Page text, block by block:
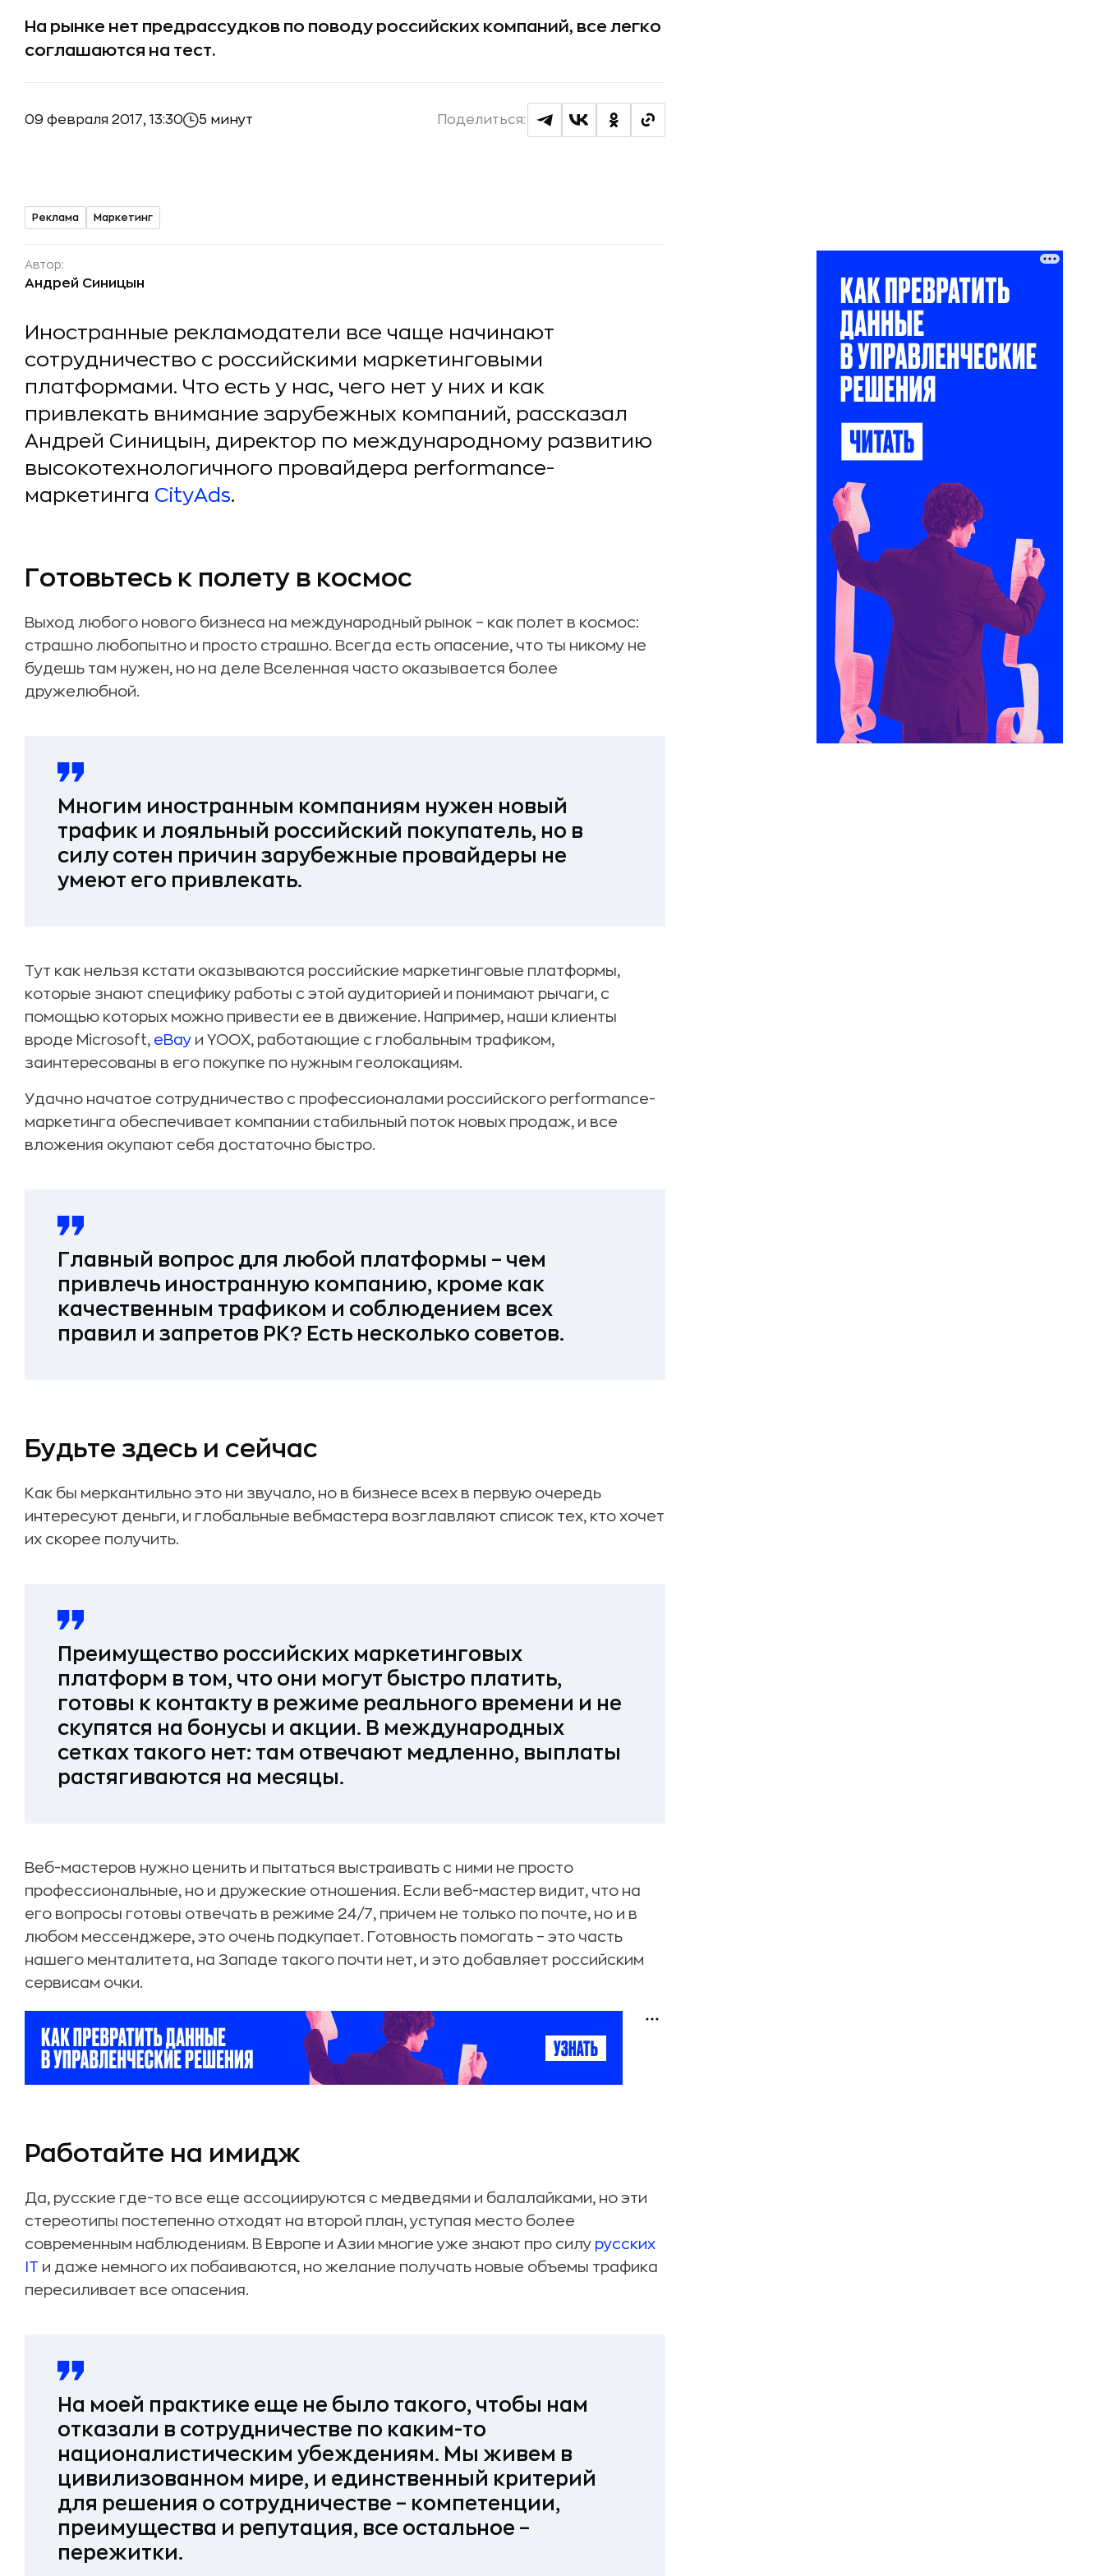
На рынке нет предрассудков по поводу российских компаний, все легко
соглашаются на тест.
09 февраля 2017, 13:30 5 минут Поделиться:
Реклама Маркетинг
Автор:
Андрей Синицын
Иностранные рекламодатели все чаще начинают
сотрудничество с российскими маркетинговыми
платформами. Что есть у нас, чего нет у них и как
привлекать внимание зарубежных компаний, рассказал
Андрей Синицын, директор по международному развитию
высокотехнологичного провайдера performance-
маркетинга CityAds.
Готовьтесь к полету в космос
Выход любого нового бизнеса на международный рынок – как полет в космос:
страшно любопытно и просто страшно. Всегда есть опасение, что ты никому не
будешь там нужен, но на деле Вселенная часто оказывается более
дружелюбной.
Многим иностранным компаниям нужен новый
трафик и лояльный российский покупатель, но в
силу сотен причин зарубежные провайдеры не
умеют его привлекать.
Тут как нельзя кстати оказываются российские маркетинговые платформы,
которые знают специфику работы с этой аудиторией и понимают рычаги, с
помощью которых можно привести ее в движение. Например, наши клиенты
вроде Microsoft, eBay и YOOX, работающие с глобальным трафиком,
заинтересованы в его покупке по нужным геолокациям.
Удачно начатое сотрудничество с профессионалами российского performance-
маркетинга обеспечивает компании стабильный поток новых продаж, и все
вложения окупают себя достаточно быстро.
Главный вопрос для любой платформы – чем
привлечь иностранную компанию, кроме как
качественным трафиком и соблюдением всех
правил и запретов РК? Есть несколько советов.
Будьте здесь и сейчас
Как бы меркантильно это ни звучало, но в бизнесе всех в первую очередь
интересуют деньги, и глобальные вебмастера возглавляют список тех, кто хочет
их скорее получить.
Преимущество российских маркетинговых
платформ в том, что они могут быстро платить,
готовы к контакту в режиме реального времени и не
скупятся на бонусы и акции. В международных
сетках такого нет: там отвечают медленно, выплаты
растягиваются на месяцы.
Веб-мастеров нужно ценить и пытаться выстраивать с ними не просто
профессиональные, но и дружеские отношения. Если веб-мастер видит, что на
его вопросы готовы отвечать в режиме 24/7, причем не только по почте, но и в
любом мессенджере, это очень подкупает. Готовность помогать – это часть
нашего менталитета, на Западе такого почти нет, и это добавляет российским
сервисам очки.
Работайте на имидж
Да, русские где-то все еще ассоциируются с медведями и балалайками, но эти
стереотипы постепенно отходят на второй план, уступая место более
современным наблюдениям. В Европе и Азии многие уже знают про силу русских
IT и даже немного их побаиваются, но желание получать новые объемы трафика
пересиливает все опасения.
На моей практике еще не было такого, чтобы нам
отказали в сотрудничестве по каким-то
националистическим убеждениям. Мы живем в
цивилизованном мире, и единственный критерий
для решения о сотрудничестве – компетенции,
преимущества и репутация, все остальное –
пережитки.